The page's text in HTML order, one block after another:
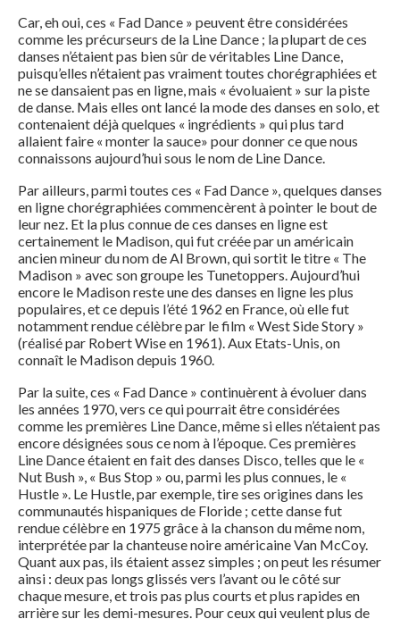
Car, eh oui, ces « Fad Dance » peuvent être considérées
comme les précurseurs de la Line Dance ; la plupart de ces
danses n’étaient pas bien sûr de véritables Line Dance,
puisqu’elles n’étaient pas vraiment toutes chorégraphiées et
ne se dansaient pas en ligne, mais « évoluaient » sur la piste
de danse. Mais elles ont lancé la mode des danses en solo, et
contenaient déjà quelques « ingrédients » qui plus tard
allaient faire « monter la sauce» pour donner ce que nous
connaissons aujourd’hui sous le nom de Line Dance.
Par ailleurs, parmi toutes ces « Fad Dance », quelques danses
en ligne chorégraphiées commencèrent à pointer le bout de
leur nez. Et la plus connue de ces danses en ligne est
certainement le Madison, qui fut créée par un américain
ancien mineur du nom de Al Brown, qui sortit le titre « The
Madison » avec son groupe les Tunetoppers. Aujourd’hui
encore le Madison reste une des danses en ligne les plus
populaires, et ce depuis l’été 1962 en France, où elle fut
notamment rendue célèbre par le film « West Side Story »
(réalisé par Robert Wise en 1961). Aux Etats-Unis, on
connaît le Madison depuis 1960.
Par la suite, ces « Fad Dance » continuèrent à évoluer dans
les années 1970, vers ce qui pourrait être considérées
comme les premières Line Dance, même si elles n’étaient pas
encore désignées sous ce nom à l’époque. Ces premières
Line Dance étaient en fait des danses Disco, telles que le «
Nut Bush », « Bus Stop » ou, parmi les plus connues, le «
Hustle ». Le Hustle, par exemple, tire ses origines dans les
communautés hispaniques de Floride ; cette danse fut
rendue célèbre en 1975 grâce à la chanson du même nom,
interprétée par la chanteuse noire américaine Van McCoy.
Quant aux pas, ils étaient assez simples ; on peut les résumer
ainsi : deux pas longs glissés vers l’avant ou le côté sur
chaque mesure, et trois pas plus courts et plus rapides en
arrière sur les demi-mesures. Pour ceux qui veulent plus de